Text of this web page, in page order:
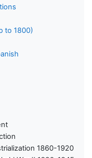
to 1800)
1860-1920